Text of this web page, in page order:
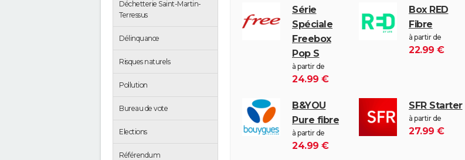
Déchetterie Saint-Martin-
Terressus
Délinquance
Risques naturels
Pollution
Bureau de vote
Elections
Référendum
Série
Spéciale
Freebox
Pop S
à partir de
24.99 €
Box RED
Fibre
à partir de
22.99 €
B&YOU
Pure fibre
à partir de
24.99 €
SFR Starter
à partir de
27.99 €